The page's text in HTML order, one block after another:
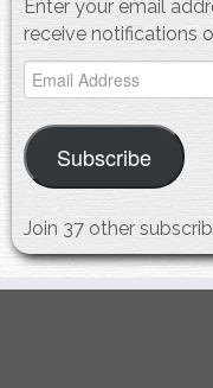
Enter your email
receive notifications
Email
Address
Subscribe
Join 37 other